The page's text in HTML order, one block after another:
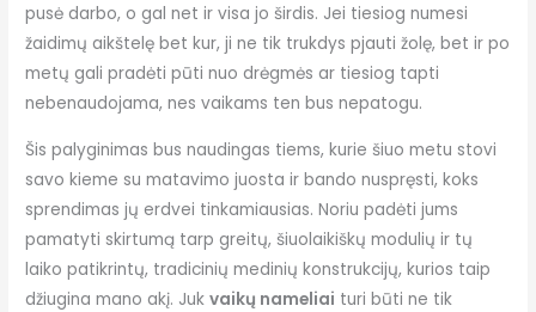
pusė darbo, o gal net ir visa jo širdis. Jei tiesiog numesi
žaidimų aikštelę bet kur, ji ne tik trukdys pjauti žolę, bet ir po
metų gali pradėti pūti nuo drėgmės ar tiesiog tapti
nebenaudojama, nes vaikams ten bus nepatogu.
Šis palyginimas bus naudingas tiems, kurie šiuo metu stovi
savo kieme su matavimo juosta ir bando nuspręsti, koks
sprendimas jų erdvei tinkamiausias. Noriu padėti jums
pamatyti skirtumą tarp greitų, šiuolaikiškų modulių ir tų
laiko patikrintų, tradicinių medinių konstrukcijų, kurios taip
džiugina mano akį. Jukvaikų nameliai turi būti ne tik